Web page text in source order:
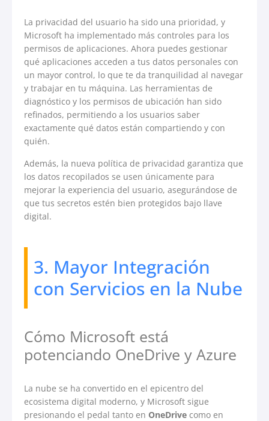
La privacidad del usuario ha sido una prioridad, y
Microsoft ha implementado más controles para los
permisos de aplicaciones. Ahora puedes gestionar
qué aplicaciones acceden a tus datos personales con
un mayor control, lo que te da tranquilidad al navegar
y trabajar en tu máquina. Las herramientas de
diagnóstico y los permisos de ubicación han sido
refinados, permitiendo a los usuarios saber
exactamente qué datos están compartiendo y con
quién.
Además, la nueva política de privacidad garantiza que
los datos recopilados se usen únicamente para
mejorar la experiencia del usuario, asegurándose de
que tus secretos estén bien protegidos bajo llave
digital.
3. Mayor Integración
con Servicios en la Nube
Cómo Microsoft está
potenciando OneDrive y Azure
La nube se ha convertido en el epicentro del
ecosistema digital moderno, y Microsoft sigue
presionando el pedal tanto en OneDrive como en